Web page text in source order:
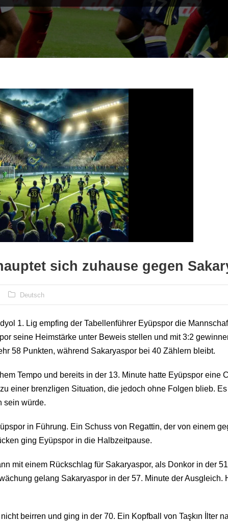
sich zuhause gegen
Deutsch
1. Lig empfing der Tabellenführer Eyüpspor die
seine Heimstärke unter Beweis stellen und mit 3:2
58 Punkten, während Sakaryaspor bei 40 Zählern bleibt.
Tempo und bereits in der 13. Minute hatte Eyüpspor
einer brenzligen Situation, die jedoch ohne Folgen blieb.
sein würde.
in Führung. Ein Schuss von Regattin, der von einem
ging Eyüpspor in die Halbzeitpause.
mit einem Rückschlag für Sakaryaspor, als Donkor in der
gelang Sakaryaspor in der 57. Minute der
beirren und ging in der 70. Ein Kopfball von Taşkın İlter